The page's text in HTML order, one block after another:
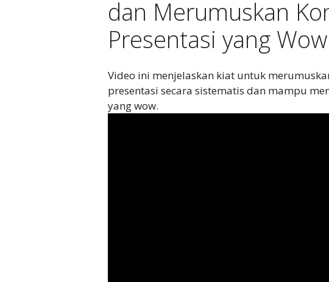
dan Merumuskan
Presentasi yang
Video ini menjelaskan kiat untuk
presentasi secara sistematis dan mampu
yang wow.